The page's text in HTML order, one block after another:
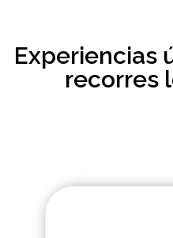
Experiencias
recorres